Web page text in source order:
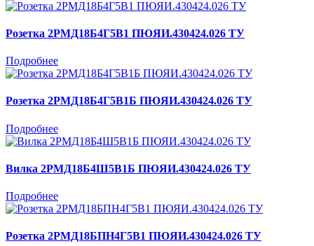
Розетка 2РМД18Б4Г5В1 ПЮЯИ.430424.026 ТУ
Подробнее
Розетка 2РМД18Б4Г5В1Б ПЮЯИ.430424.026 ТУ
Подробнее
Вилка 2РМД18Б4Ш5В1Б ПЮЯИ.430424.026 ТУ
Подробнее
Розетка 2РМД18БПН4Г5В1 ПЮЯИ.430424.026 ТУ